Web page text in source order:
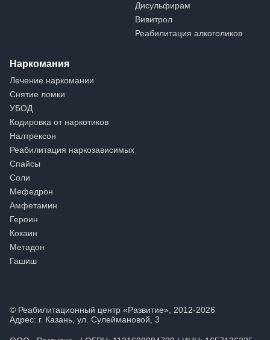
Дисульфирам
Вивитрол
Реабилитация алкоголиков
Наркомания
Лечение наркомании
Снятие ломки
УБОД
Кодировка от наркотиков
Налтрексон
Реабилитация наркозависимых
Спайсы
Соли
Мефедрон
Амфетамин
Героин
Кокаин
Метадон
Гашиш
© Реабилитационный центр «Развитие», 2012-2026
Адрес: г. Казань, ул. Сулеймановой, 3